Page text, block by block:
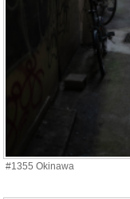
#1355 Okinawa